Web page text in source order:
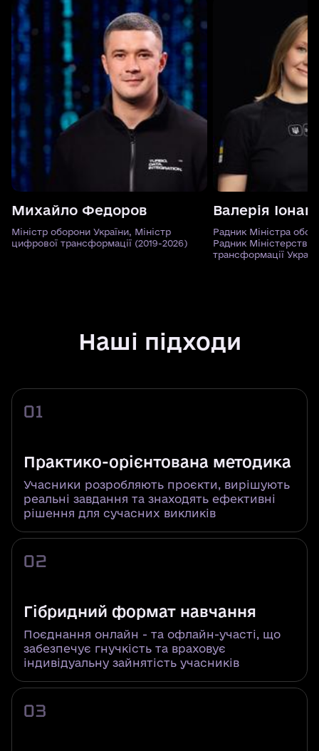
Михайло Федоров
Міністр оборони України, Міністр
цифрової трансформації (2019-2026)
Валерія Іонан
Радник Міністра
Радник Міністерства
трансформації
Наші підходи
01
Практико-орієнтована методика
Учасники розробляють проєкти, вирішують
реальні завдання та знаходять ефективні
рішення для сучасних викликів
02
Гібридний формат навчання
Поєднання онлайн - та офлайн-участі, що
забезпечує гнучкість та враховує
індивідуальну зайнятість учасників
03